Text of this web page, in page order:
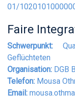
01/
Faire
Schwerpunkt:
Geflüchteten
Organisation: DGB
Telefon: Mousa
Email: